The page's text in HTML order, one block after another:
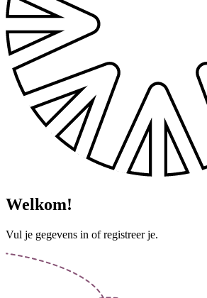
Welkom!
Vul je gegevens in of registreer je.